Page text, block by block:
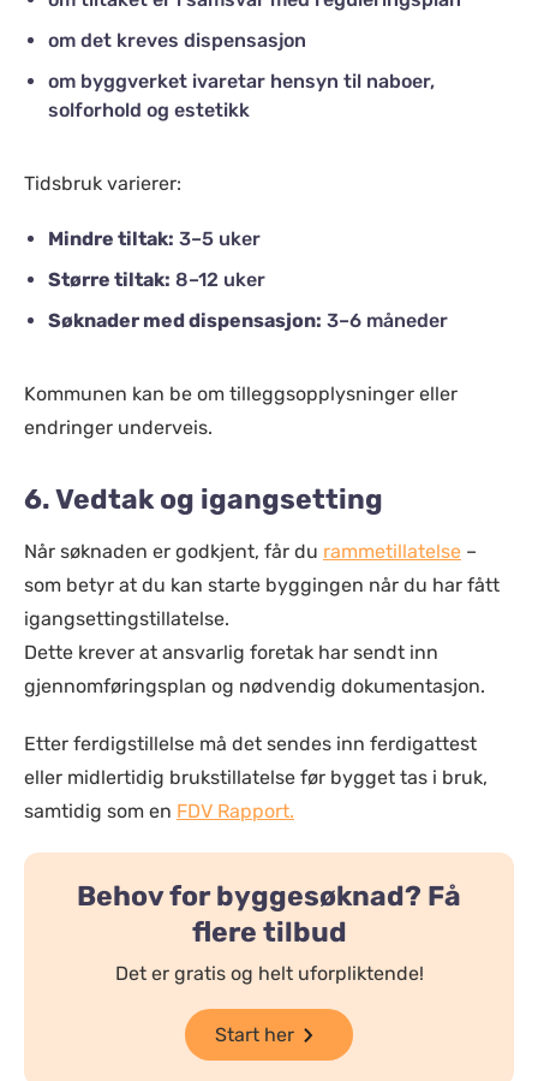
om det kreves dispensasjon
om byggverket ivaretar hensyn til naboer,
solforhold og estetikk
Tidsbruk varierer:
Mindre tiltak: 3–5 uker
Større tiltak: 8–12 uker
Søknader med dispensasjon: 3–6 måneder
Kommunen kan be om tilleggsopplysninger eller
endringer underveis.
6. Vedtak og igangsetting
Når søknaden er godkjent, får du rammetillatelse –
som betyr at du kan starte byggingen når du har fått
igangsettingstillatelse.
Dette krever at ansvarlig foretak har sendt inn
gjennomføringsplan og nødvendig dokumentasjon.
Etter ferdigstillelse må det sendes inn ferdigattest
eller midlertidig brukstillatelse før bygget tas i bruk,
samtidig som en FDV Rapport.
Behov for byggesøknad? Få
flere tilbud
Det er gratis og helt uforpliktende!
Start her